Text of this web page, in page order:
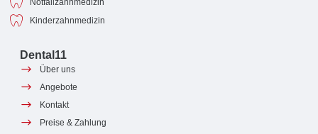
Notfallzahnmedizin
Kinderzahnmedizin
Dental11
Über uns
Angebote
Kontakt
Preise & Zahlung